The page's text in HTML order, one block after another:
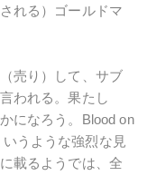
れる）ゴールドマ
売り）して、サブ
われる。果たし
になろう。Blood on
うような強烈な見
載るようでは、全